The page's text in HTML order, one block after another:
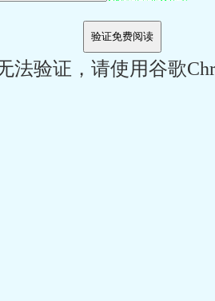
法验证，请使用谷歌